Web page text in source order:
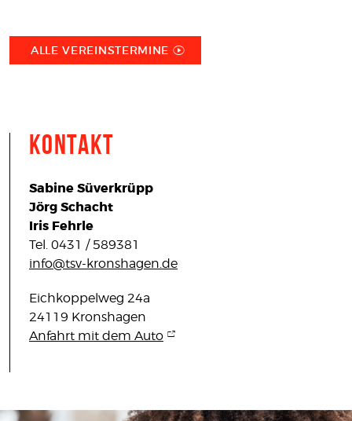
ALLE VEREINSTERMINE
Kontakt
Sabine Süverkrüpp
Jörg Schacht
Iris Fehrle
Tel. 0431 / 589381
info@tsv-kronshagen.de
Eichkoppelweg 24a
24119 Kronshagen
Anfahrt mit dem Auto